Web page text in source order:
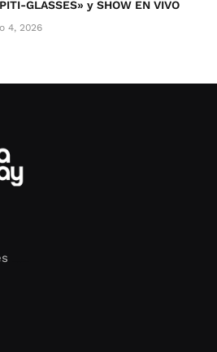
GLASSES» y SHOW EN VIVO
4, 2026